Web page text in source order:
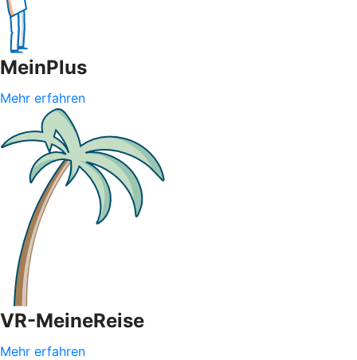
MeinPlus
Mehr erfahren
VR-MeineReise
Mehr erfahren